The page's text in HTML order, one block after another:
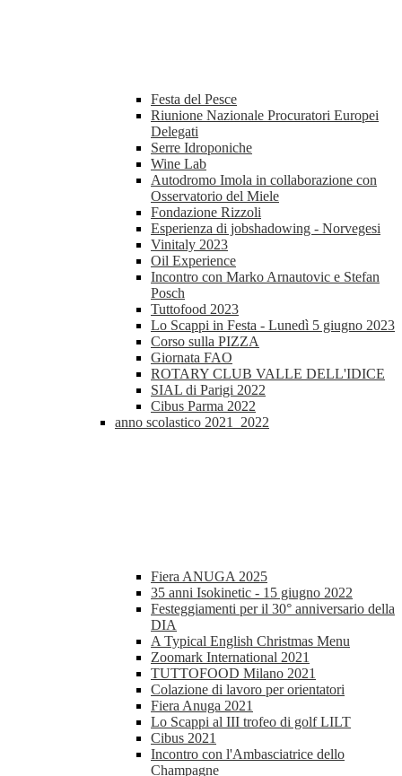
Festa del Pesce
Riunione Nazionale Procuratori Europei
Delegati
Serre Idroponiche
Wine Lab
Autodromo Imola in collaborazione con
Osservatorio del Miele
Fondazione Rizzoli
Esperienza di jobshadowing - Norvegesi
Vinitaly 2023
Oil Experience
Incontro con Marko Arnautovic e Stefan
Posch
Tuttofood 2023
Lo Scappi in Festa - Lunedì 5 giugno 2023
Corso sulla PIZZA
Giornata FAO
ROTARY CLUB VALLE DELL'IDICE
SIAL di Parigi 2022
Cibus Parma 2022
anno scolastico 2021_2022
Fiera ANUGA 2025
35 anni Isokinetic - 15 giugno 2022
Festeggiamenti per il 30° anniversario della
DIA
A Typical English Christmas Menu
Zoomark International 2021
TUTTOFOOD Milano 2021
Colazione di lavoro per orientatori
Fiera Anuga 2021
Lo Scappi al III trofeo di golf LILT
Cibus 2021
Incontro con l'Ambasciatrice dello
Champagne